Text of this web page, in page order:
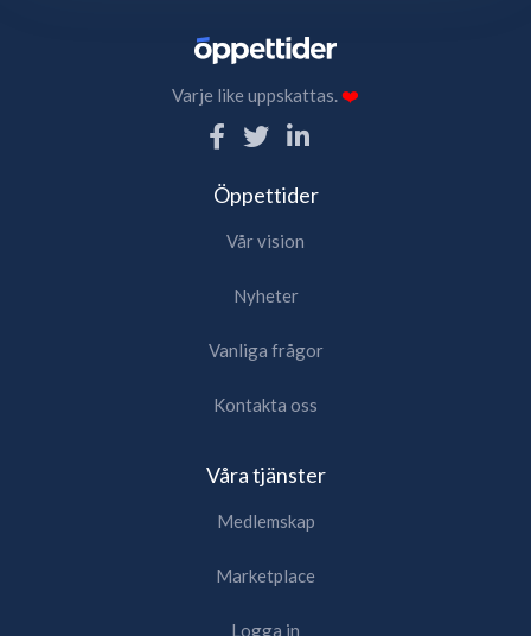
Varje like uppskattas.❤️
Öppettider
Vår vision
Nyheter
Vanliga frågor
Kontakta oss
Våra tjänster
Medlemskap
Marketplace
Logga in